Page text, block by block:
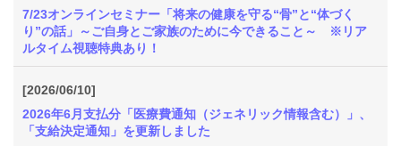
申
請
書
一
覧
7/23オンラインセミナー「将来の健康を守る“骨”と“体づく
り”の話」～ご自身とご家族のために今できること～ ※リア
ルタイム視聴特典あり！
[2026/06/10]
2026年6月支払分「医療費通知（ジェネリック情報含む）」、
「支給決定通知」を更新しました